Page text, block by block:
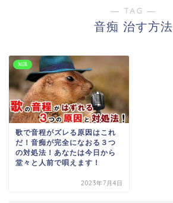
― TAG ―
音痴 治す方法
知識
歌で音程がズレる原因はこれ
だ！音痴が完全になおる３つ
の対処法！あなたは今日から
堂々と人前で唄えます！
2023年7月4日